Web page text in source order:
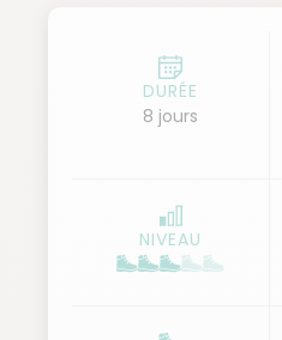
fantastique zone de
rejoignons le centre de l'île
Teide pour deux
permet de saisissantes
Teide (3 715 m) au
lever de soleil magique.
DURÉE
8 jours
NIVEAU